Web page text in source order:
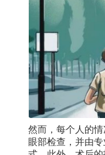
然而，每个人的
眼部检查，并由